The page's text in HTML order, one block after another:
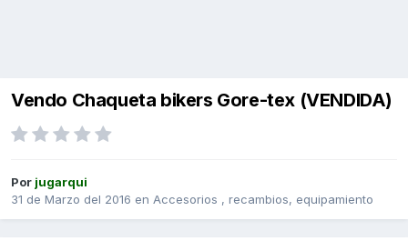
Vendo Chaqueta bikers Gore-tex (VENDIDA)
Por jugarqui
31 de Marzo del 2016 en Accesorios , recambios, equipamiento